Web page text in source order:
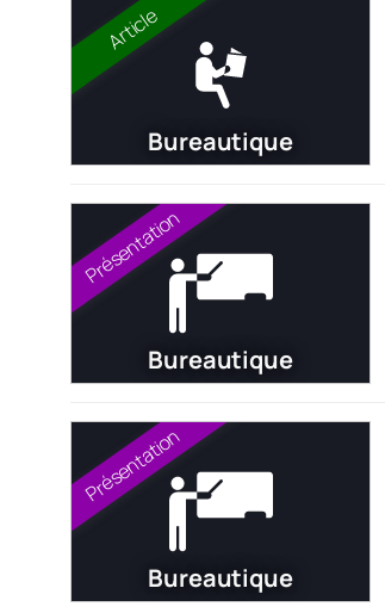
Article
Bureautique
Présentation
Bureautique
Présentation
Bureautique